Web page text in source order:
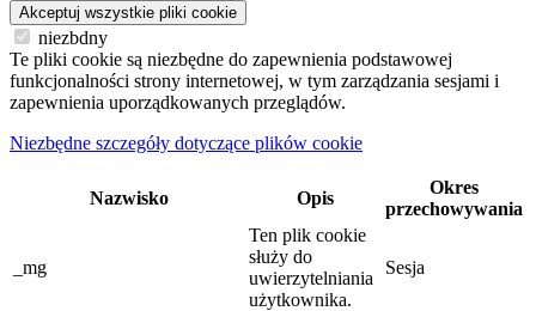
Akceptuj wszystkie pliki cookie
niezbdny
Te pliki cookie są niezbędne do zapewnienia podstawowej
funkcjonalności strony internetowej, w tym zarządzania sesjami i
zapewnienia uporządkowanych przeglądów.
Niezbędne szczegóły dotyczące plików cookie
Nazwisko Opis
Okres
przechowywania
_mg
Ten plik cookie
służy do
uwierzytelniania
użytkownika.
Sesja